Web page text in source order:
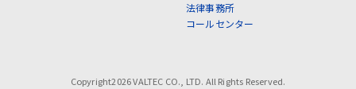
法律事務所
コールセンター
Copyright2026 VALTEC CO., LTD. All Rights Reserved.